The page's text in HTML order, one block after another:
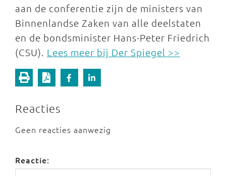
aan de conferentie zijn de ministers van
Binnenlandse Zaken van alle deelstaten
en de bondsminister Hans-Peter Friedrich
(CSU). Lees meer bij Der Spiegel >>
Reacties
Geen reacties aanwezig
Reactie: